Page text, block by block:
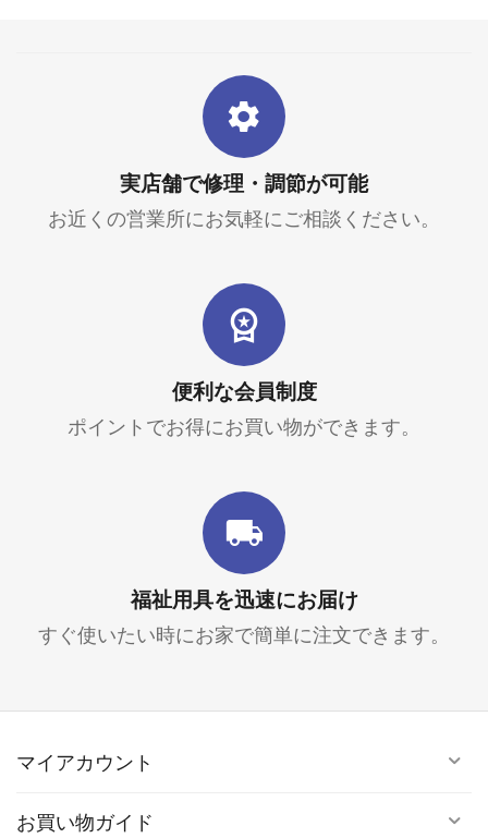
実店舗で修理・調節が可能
お近くの営業所にお気軽にご相談ください。
便利な会員制度
ポイントでお得にお買い物ができます。
福祉用具を迅速にお届け
すぐ使いたい時にお家で簡単に注文できます。
マイアカウント
お買い物ガイド